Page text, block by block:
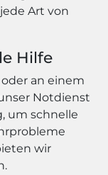
Art von
Hilfe
an einem
Notdienst
um schnelle
wir